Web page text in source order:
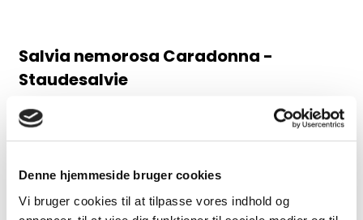
Denne hjemmeside bruger cookies
Vi bruger cookies til at tilpasse vores indhold og
Salvia nemorosa Caradonna -
Staudesalvie
Juni-august, 60 cm
30,00 DKK
(inkl. moms)